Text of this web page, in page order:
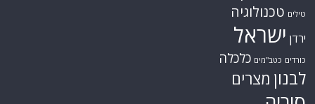
טילים טכנולוגיה
ירדן ישראל
כורדים כטב"מים כלכלה
לבנון מצרים